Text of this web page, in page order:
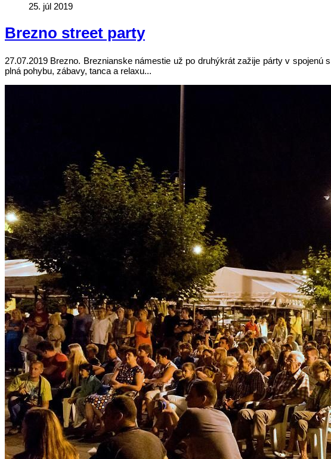
25. júl 2019
Brezno street party
27.07.2019 Brezno. Breznianske námestie už po druhýkrát zažije párty v
plná pohybu, zábavy, tanca a relaxu...